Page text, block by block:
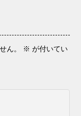
ん。 ※ が付いてい